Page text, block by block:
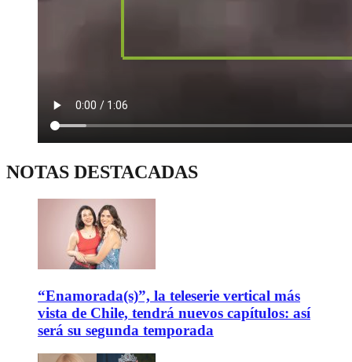
NOTAS DESTACADAS
“Enamorada(s)”, la teleserie vertical más
vista de Chile, tendrá nuevos capítulos: así
será su segunda temporada